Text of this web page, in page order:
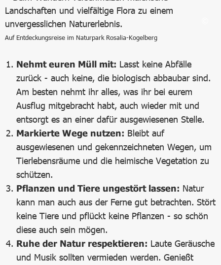
Auf Entdeckungsreise im Naturpark Rosalia-Kogelberg
Nehmt euren Müll mit: Lasst keine Abfälle
zurück - auch keine, die biologisch abbaubar sind.
Am besten nehmt ihr alles, was ihr bei eurem
Ausflug mitgebracht habt, auch wieder mit und
entsorgt es an einer dafür ausgewiesenen Stelle.
Markierte Wege nutzen: Bleibt auf
ausgewiesenen und gekennzeichneten Wegen, um
Tierlebensräume und die heimische Vegetation zu
schützen.
Pflanzen und Tiere ungestört lassen: Natur
kann man auch aus der Ferne gut betrachten. Stört
keine Tiere und pflückt keine Pflanzen - so schön
diese auch sein mögen.
Ruhe der Natur respektieren: Laute Geräusche
und Musik sollten vermieden werden. Genießt